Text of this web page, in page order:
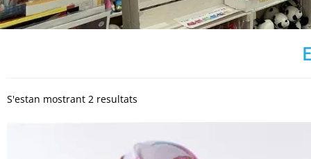
S'estan mostrant 2 resultats